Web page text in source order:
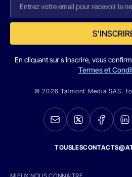
En cliquant sur s'inscrire, vous
Termes et
© 2026 Talmont Media SAS.